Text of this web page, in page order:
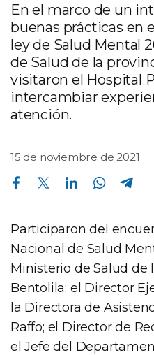
En el marco de un
buenas prácticas en
ley de Salud Mental
de Salud de la
visitaron el Hospital
intercambiar
atención.
15 de noviembre de 2021
Compartir en Facebook Compartir en Twitter Compartir en Linkedin Compartir en Whatsapp
Participaron del
Nacional de Salud
Ministerio de Salud de
Bentolila; el Director
la Directora de
Raffo; el Director de
el Jefe del